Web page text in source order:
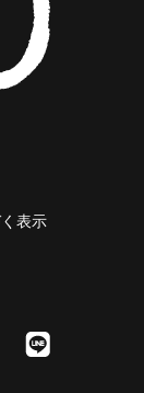
表示